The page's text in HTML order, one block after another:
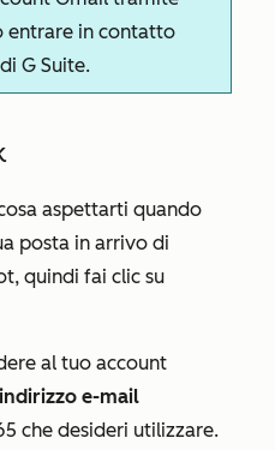
entrare in contatto
G Suite.
aspettarti quando
posta in arrivo di
quindi fai clic su
al tuo account
e-mail
che desideri utilizzare.